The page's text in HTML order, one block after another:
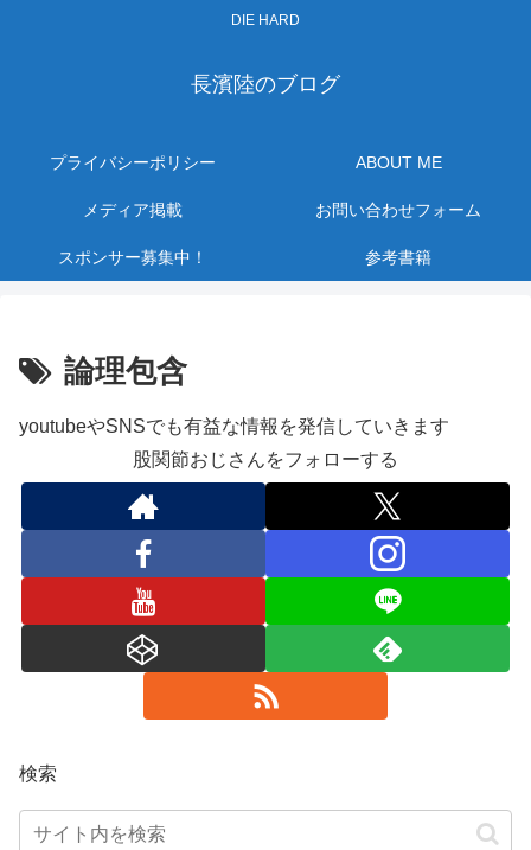
DIE HARD
長濱陸のブログ
プライバシーポリシー ABOUT ME
メディア掲載 お問い合わせフォーム
スポンサー募集中！ 参考書籍
論理包含
youtubeやSNSでも有益な情報を発信していきます
股関節おじさんをフォローする
検索